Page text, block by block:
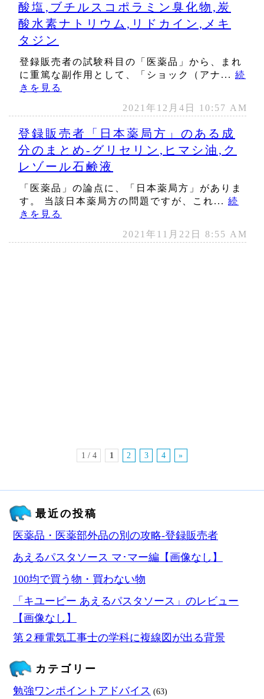
酸塩,ブチルスコポラミン臭化物,炭
酸水素ナトリウム,リドカイン,メキ
タジン
登録販売者の試験科目の「医薬品」から、まれ
に重篤な副作用として、「ショック（アナ... 続
きを見る
2021年12月4日 10:57 AM
登録販売者「日本薬局方」のある成
分のまとめ‐グリセリン,ヒマシ油,ク
レゾール石鹸液
「医薬品」の論点に、「日本薬局方」がありま
す。 当該日本薬局方の問題ですが、これ... 続
きを見る
2021年11月22日 8:55 AM
1 / 4 1 2 3 4 »
最近の投稿
医薬品・医薬部外品の別の攻略‐登録販売者
あえるパスタソース マ･マー編【画像なし】
100均で買う物・買わない物
「キユーピー あえるパスタソース」のレビュー
【画像なし】
第２種電気工事士の学科に複線図が出る背景
カテゴリー
勉強ワンポイントアドバイス (63)